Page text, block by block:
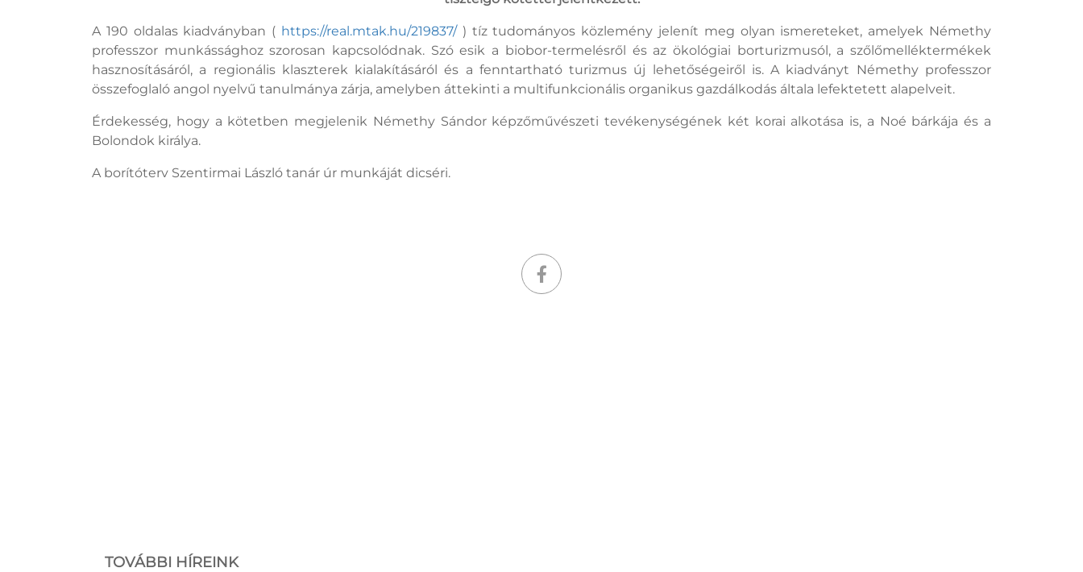
A 190 oldalas kiadványban ( https://real.mtak.hu/219837/ ) tíz tudományos közlemény jelenít meg olyan ismereteket, amelyek Némethy
professzor munkássághoz szorosan kapcsolódnak. Szó esik a biobor-termelésről és az ökológiai borturizmusól, a szőlőmelléktermékek
hasznosításáról, a regionális klaszterek kialakításáról és a fenntartható turizmus új lehetőségeiről is. A kiadványt Némethy professzor
összefoglaló angol nyelvű tanulmánya zárja, amelyben áttekinti a multifunkcionális organikus gazdálkodás általa lefektetett alapelveit.
Érdekesség, hogy a kötetben megjelenik Némethy Sándor képzőművészeti tevékenységének két korai alkotása is, a Noé bárkája és a
Bolondok királya.
A borítóterv Szentirmai László tanár úr munkáját dicséri.
TOVÁBBI HÍREINK